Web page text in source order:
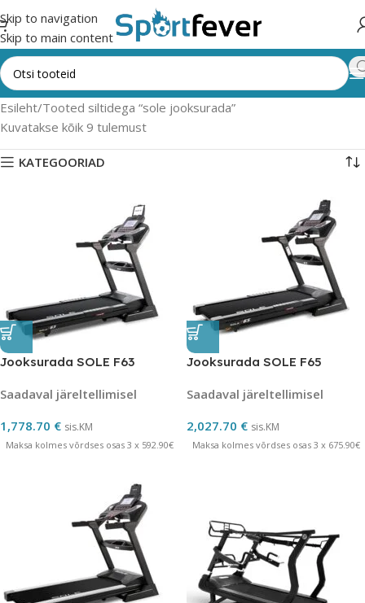
Skip to navigation
Skip to main content
Esileht Tooted siltidega “sole jooksurada”
Kuvatakse kõik 9 tulemust
KATEGOORIAD
Jooksurada SOLE F63
Saadaval järeltellimisel
1,778.70 € sis.KM
Maksa kolmes võrdses osas 3 x 592.90€
Jooksurada SOLE F65
Saadaval järeltellimisel
2,027.70 € sis.KM
Maksa kolmes võrdses osas 3 x 675.90€